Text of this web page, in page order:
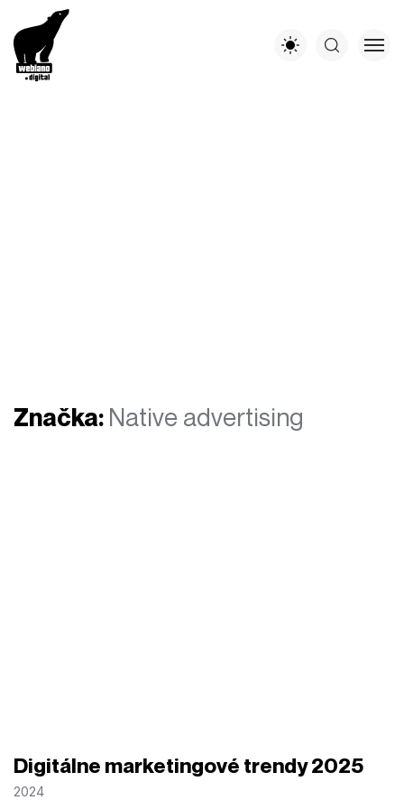
Značka: Native advertising
Digitálne marketingové trendy 2025
2024